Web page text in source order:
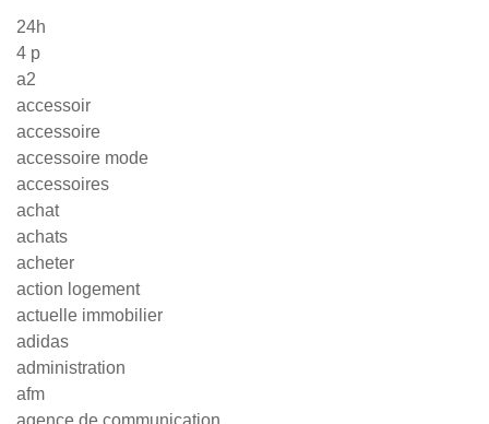
24h
4 p
a2
accessoir
accessoire
accessoire mode
accessoires
achat
achats
acheter
action logement
actuelle immobilier
adidas
administration
afm